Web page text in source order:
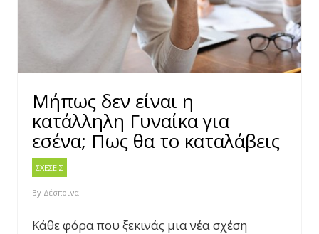
Μήπως δεν είναι η
κατάλληλη Γυναίκα για
εσένα; Πως θα το καταλάβεις
ΣΧΕΣΕΙΣ
By Δέσποινα
Κάθε φόρα που ξεκινάς μια νέα σχέση